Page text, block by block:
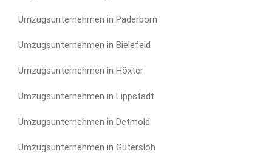
Umzugsunternehmen in Paderborn
Umzugsunternehmen in Bielefeld
Umzugsunternehmen in Höxter
Umzugsunternehmen in Lippstadt
Umzugsunternehmen in Detmold
Umzugsunternehmen in Gütersloh